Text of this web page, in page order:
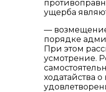
ущерба
—
порядке
При этом
усмотрение.
ходатайства